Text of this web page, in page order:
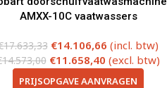
AMXX-10C vaatwassers
17.633,33 €14.106,66 (incl. btw)
14.573,00 €11.658,40 (excl. btw)
PRIJSOPGAVE AANVRAGEN